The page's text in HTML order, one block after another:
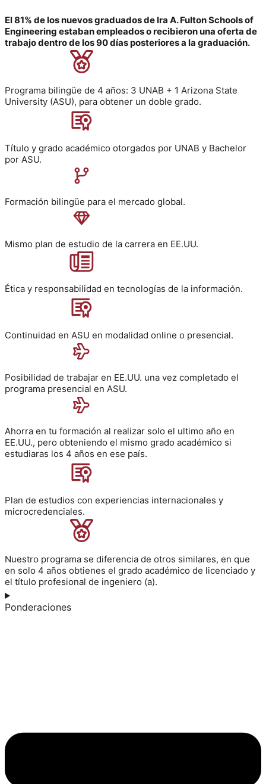
El 81% de los nuevos graduados de Ira A. Fulton Schools of
Engineering estaban empleados o recibieron una oferta de
trabajo dentro de los 90 días posteriores a la graduación.
Programa bilingüe de 4 años: 3 UNAB + 1 Arizona State
University (ASU), para obtener un doble grado.
Título y grado académico otorgados por UNAB y Bachelor
por ASU.
Formación bilingüe para el mercado global.
Mismo plan de estudio de la carrera en EE.UU.
Ética y responsabilidad en tecnologías de la información.
Continuidad en ASU en modalidad online o presencial.
Posibilidad de trabajar en EE.UU. una vez completado el
programa presencial en ASU.
Ahorra en tu formación al realizar solo el ultimo año en
EE.UU., pero obteniendo el mismo grado académico si
estudiaras los 4 años en ese país.
Plan de estudios con experiencias internacionales y
microcredenciales.
Nuestro programa se diferencia de otros similares, en que
en solo 4 años obtienes el grado académico de licenciado y
el título profesional de ingeniero (a).
Ponderaciones